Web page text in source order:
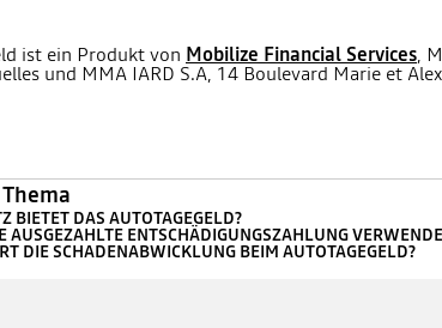
ist ein Produkt von Mobilize Financial Services,
und MMA IARD S.A, 14 Boulevard Marie et
BIETET DAS AUTOTAGEGELD?
AUSGEZAHLTE ENTSCHÄDIGUNGSZAHLUNG
DIE SCHADENABWICKLUNG BEIM AUTOTAGEGELD?